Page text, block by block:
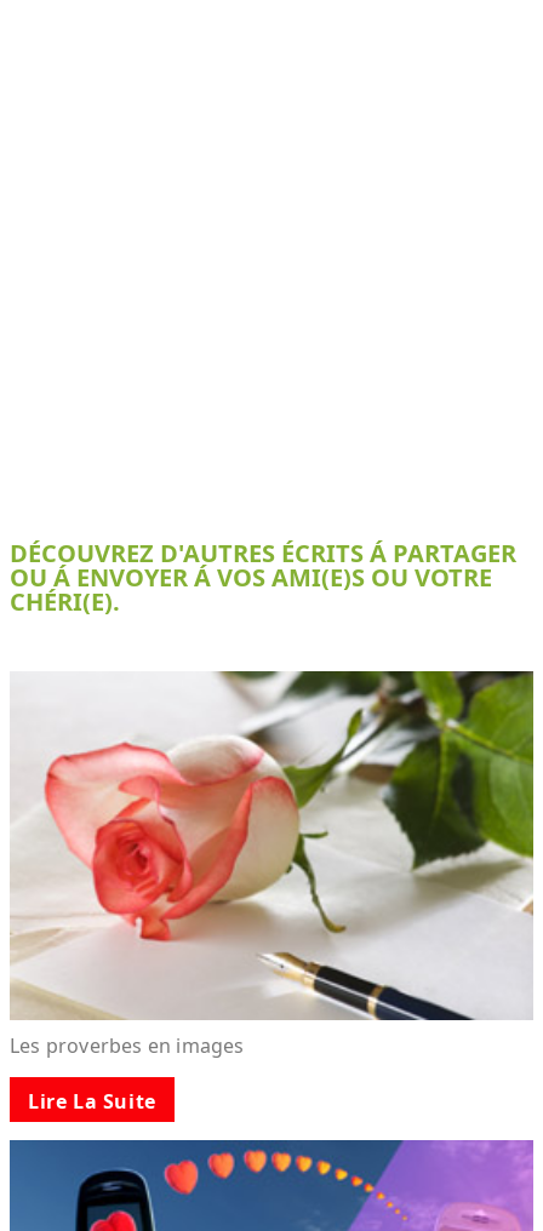
DÉCOUVREZ D'AUTRES ÉCRITS Á PARTAGER
OU Á ENVOYER Á VOS AMI(E)S OU VOTRE
CHÉRI(E).
Les proverbes en images
Lire La Suite